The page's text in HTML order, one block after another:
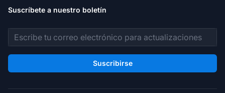
Suscríbete a nuestro boletín
Dirección de correo electrónico
Suscribirse